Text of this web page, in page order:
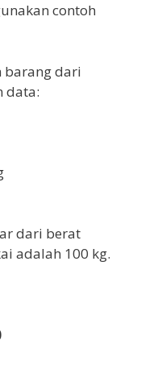
contoh
barang dari
data:
dari berat
adalah 100 kg.